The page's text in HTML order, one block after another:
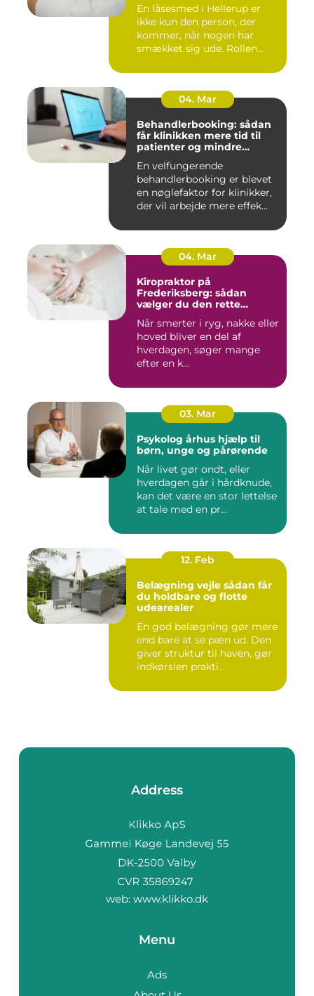
En låsesmed i Hellerup er
ikke kun den person, der
kommer, når nogen har
smækket sig ude. Rollen
04. Mar
Behandlerbooking: sådan
får klinikken mere tid til
patienter og mindre
En velfungerende
behandlerbooking er blevet
en nøglefaktor for klinikker,
der vil arbejde mere effek...
04. Mar
Kiropraktor på
Frederiksberg: sådan
vælger du den rette
Når smerter i ryg, nakke eller
hoved bliver en del af
hverdagen, søger mange
efter en k...
03. Mar
Psykolog århus hjælp til
børn, unge og pårørende
Når livet gør ondt, eller
hverdagen går i hårdknude,
kan det være en stor lettelse
at tale med en pr...
12. Feb
Belægning vejle sådan får
du holdbare og flotte
udearealer
En god belægning gør mere
end bare at se pæn ud. Den
giver struktur til haven, gør
indkørslen prakti...
Address
web: www.klikko.dk
Menu
Ads